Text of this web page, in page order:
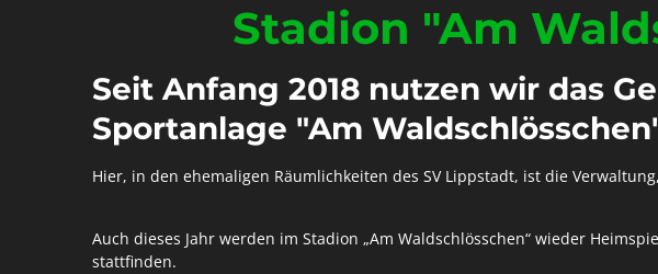
Stadion "Am
Seit Anfang 2018 nutzen wir das
Sportanlage "Am
Hier, in den ehemaligen Räumlichkeiten des SV Lippstadt, ist die
Auch dieses Jahr werden im Stadion „Am Waldschlösschen“ wieder
stattfinden.